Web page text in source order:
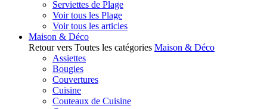
Serviettes de Plage
Voir tous les Plage
Voir tous les articles
Maison & Déco
Retour vers Toutes les catégories Maison & Déco
Assiettes
Bougies
Couvertures
Cuisine
Couteaux de Cuisine